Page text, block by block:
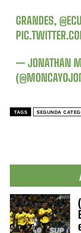
GRANDES,
— JONATHAN
TAGS SEGUNDA